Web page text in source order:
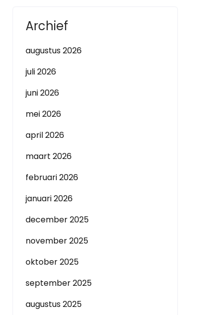
Archief
augustus 2026
juli 2026
juni 2026
mei 2026
april 2026
maart 2026
februari 2026
januari 2026
december 2025
november 2025
oktober 2025
september 2025
augustus 2025